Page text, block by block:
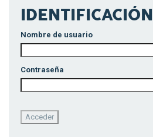
IDENTIFICACIÓN
Nombre de usuario
Contraseña